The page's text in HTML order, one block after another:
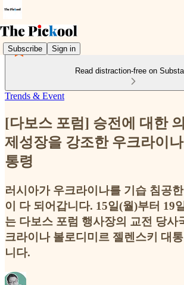
Subscribe Sign in
Read distraction-free on
Trends & Event
[다보스 포럼] 승전에 대한
제성장을 강조한 우크라이
통령
러시아가 우크라이나를 기습 침공
이 다 되어갑니다. 15일(월)부터 19
는 다보스 포럼 행사장의 교전 당사
크라이나 볼로디미르 젤렌스키 대
니다.